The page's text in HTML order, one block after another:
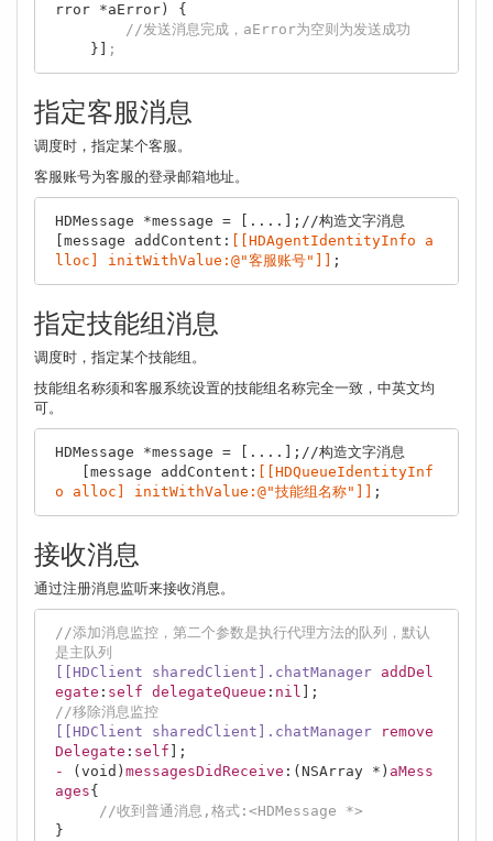
rror *aError) {
//发送消息完成，aError为空则为发送成功
    }]
;
指定客服消息
调度时，指定某个客服。
客服账号为客服的登录邮箱地址。
HDMessage *message = [....];//构造文字消息
[message addContent:
[[HDAgentIdentityInfo a
lloc] initWithValue:@"客服账号"]]
指定技能组消息
调度时，指定某个技能组。
技能组名称须和客服系统设置的技能组名称完全一致，中英文均
可。
HDMessage *message = [....];//构造文字消息
   [message addContent:
[[HDQueueIdentityInf
o alloc] initWithValue:@"技能组名称"]]
接收消息
通过注册消息监听来接收消息。
//添加消息监控，第二个参数是执行代理方法的队列，默认
是主队列
[[HDClient sharedClient]
.chatManager addDel
egate : self delegateQueue : nil
//移除消息监控
[[HDClient sharedClient]
.chatManager
remove
Delegate : self
-
(void) messagesDidReceive :(NSArray *) aMess
ages{
//收到普通消息,格式:<HDMessage *>